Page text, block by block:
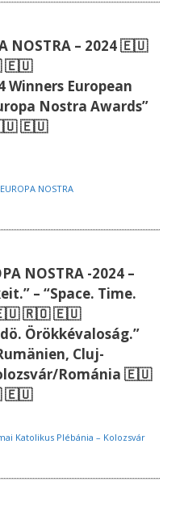
– 2024 🇪🇺
🇪🇺
European
Nostra Awards”
🇪🇺
EUROPA NOSTRA
NOSTRA -2024 –
– “Space. Time.
🇷🇴 🇪🇺
Örökkévaloság.”
Cluj-
Románia 🇪🇺
🇪🇺
Katolikus Plébánia – Kolozsvár